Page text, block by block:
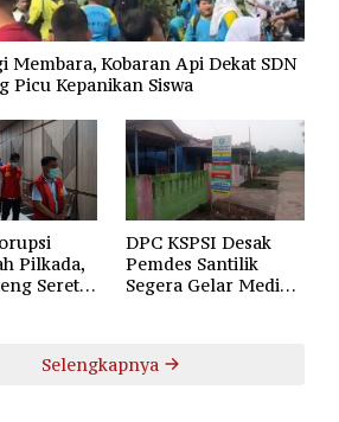
Membara, Kobaran Api Dekat SDN
Picu Kepanikan Siswa
Pilkada,
Seret
DPC KSPSI Desak
Pemdes Santilik
Segera Gelar Mediasi
Selengkapnya